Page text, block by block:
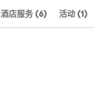
酒店服务 (6) 活动 (1)